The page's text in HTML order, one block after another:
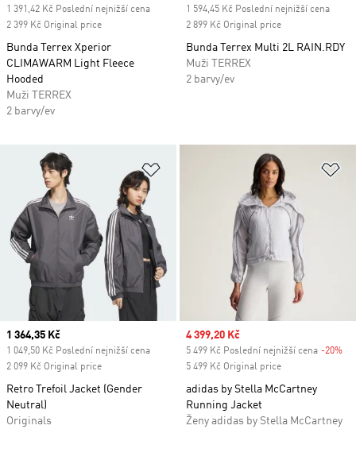
1 391,42 Kč Poslední nejnižší cena
2 399 Kč Original price
Bunda Terrex Xperior
CLIMAWARM Light Fleece
Hooded
Muži TERREX
2 barvy/ev
1 594,45 Kč Poslední nejnižší cena
2 899 Kč Original price
Bunda Terrex Multi 2L RAIN.RDY
Muži TERREX
2 barvy/ev
Přidat do seznamu přání
Current price
1 364,35 Kč
1 049,50 Kč Poslední nejnižší cena
2 099 Kč Original price
Retro Trefoil Jacket (Gender
Neutral)
Originals
Sale price
4 399,20 Kč
5 499 Kč Poslední nejnižší cena -20%
5 499 Kč Original price
adidas by Stella McCartney
Running Jacket
Ženy adidas by Stella McCartney